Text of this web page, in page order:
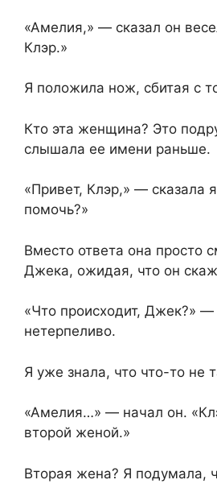
«Амелия,» — сказал он
Клэр.»
Я положила нож, сбитая с
Кто эта женщина? Это
слышала ее имени раньше.
«Привет, Клэр,» — сказала
помочь?»
Вместо ответа она просто
Джека, ожидая, что он
«Что происходит, Джек?» —
нетерпеливо.
Я уже знала, что что-то не
«Амелия…» — начал он.
второй женой.»
Вторая жена? Я подумала,